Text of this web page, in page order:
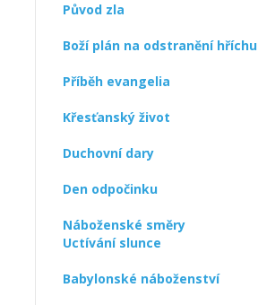
Původ zla
Boží plán na odstranění hříchu
Příběh evangelia
Křesťanský život
Duchovní dary
Den odpočinku
Náboženské směry
Uctívání slunce
Babylonské náboženství